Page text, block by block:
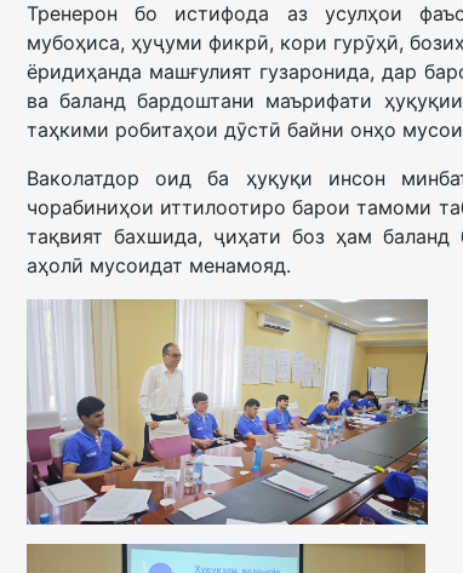
Тренерон бо истифода аз усулҳои
мубоҳиса, ҳуҷуми фикрӣ, кори гурӯҳӣ,
ёридиҳанда машғулият гузаронида, дар
ва баланд бардоштани маърифати
таҳкими робитаҳои дӯстӣ байни онҳо
Ваколатдор оид ба ҳуқуқи инсон
чорабиниҳои иттилоотиро барои тамоми
тақвият бахшида, ҷиҳати боз ҳам
аҳолӣ мусоидат менамояд.